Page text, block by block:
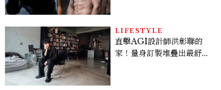
LIFESTYLE
直擊AGI設計師洪彰聯的
家！量身訂製堆疊出最舒適